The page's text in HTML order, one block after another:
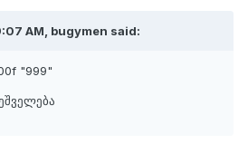
AM, bugymen said:
"999"